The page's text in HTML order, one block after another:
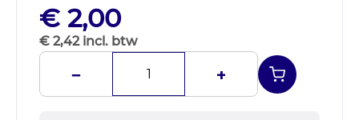
€ 2,00
€ 2,42 incl. btw
− +